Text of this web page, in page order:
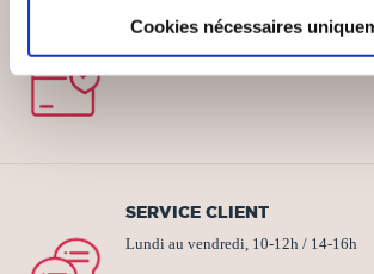
Cookies nécessaires
PAIEMENT SÉCURISÉ
Remises quantités jusqu'à -42%
SERVICE CLIENT
Lundi au vendredi, 10-12h / 14-16h